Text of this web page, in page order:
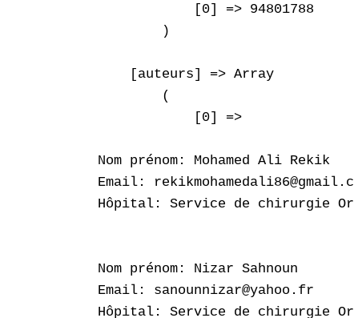
            [0] => 94801788
        )
    [auteurs] => Array
        (
            [0] =>
Nom prénom: Mohamed Ali Rekik
Email:
Hôpital: Service de chirurgie
Nom prénom: Nizar Sahnoun
Email: sanounnizar@yahoo.fr
Hôpital: Service de chirurgie